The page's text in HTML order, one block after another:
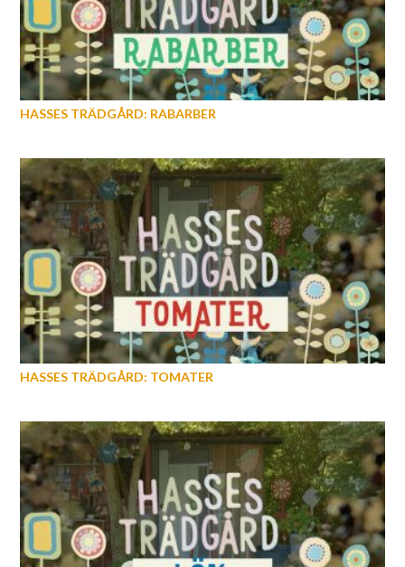
HASSES TRÄDGÅRD: RABARBER
HASSES TRÄDGÅRD: TOMATER